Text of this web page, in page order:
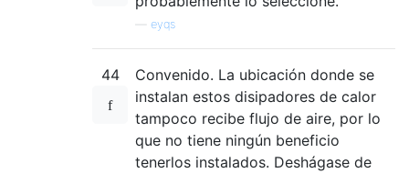
eyqs
44
Convenido. La ubicación donde se
instalan estos disipadores de calor
tampoco recibe flujo de aire, por lo
que no tiene ningún beneficio
tenerlos instalados. Deshágase de